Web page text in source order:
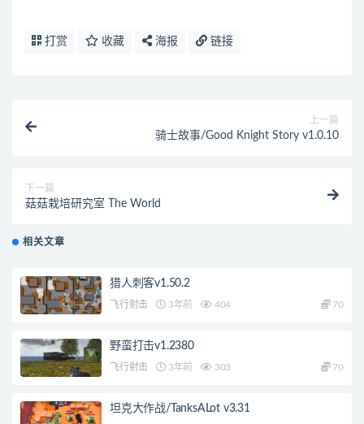
打赏 收藏 海报 链接
上一篇
骑士故事/Good Knight Story v1.0.10
下一篇
菇菇栽培研究室 The World
相关文章
猎人刺客v1.50.2
飞行射击 3年前 404 70
野蛮打击v1.2380
飞行射击 3年前 303 70
坦克大作战/TanksALot v3.31